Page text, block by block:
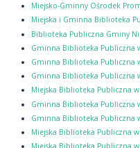
Miejsko-Gminny Ośrodek
Miejska i Gminna Biblioteka
Biblioteka Publiczna Gminy
Gminna Biblioteka Publiczna
Gminna Biblioteka Publiczna
Gminna Biblioteka Publiczna
Miejska Biblioteka Publiczna
Gminna Biblioteka Publiczna
Gminna Biblioteka Publiczna
Miejska Biblioteka Publiczna
Miejska Biblioteka Publiczna